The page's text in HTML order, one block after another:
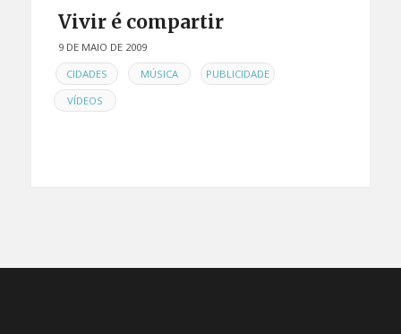
Vivir é compartir
9 DE MAIO DE 2009
EN
CIDADES , MÚSICA , PUBLICIDADE ,
VÍDEOS